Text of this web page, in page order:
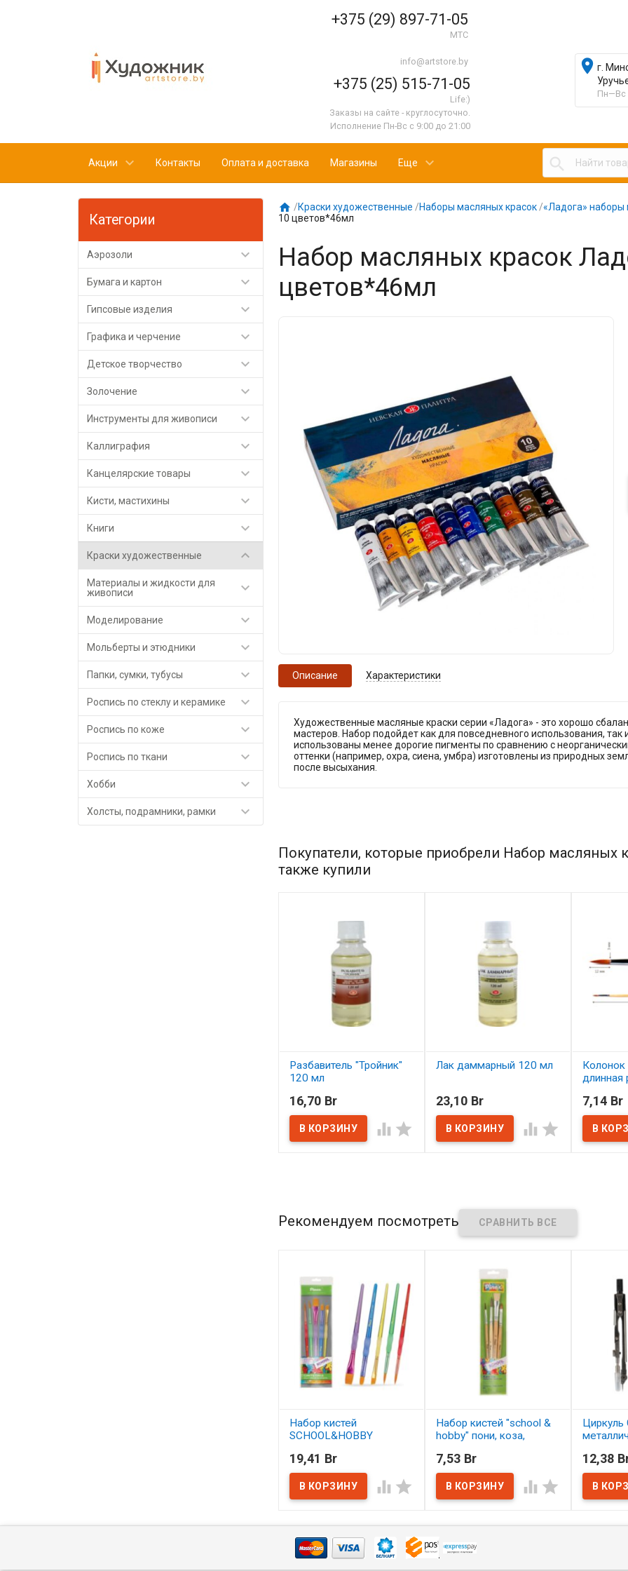
+375 (29) 897-71-05
МТС
info@artstore.by
+375 (25) 515-71-05
Life:)
Заказы на сайте - круглосуточно.
Исполнение Пн-Вс с 9:00 до 21:00
г.
Пн—Вс
Акции Контакты Оплата и доставка Магазины Еще 
Категории
Аэрозоли 
Бумага и картон 
Гипсовые изделия 
Графика и черчение 
Детское творчество 
Золочение 
Инструменты для живописи 
Каллиграфия 
Канцелярские товары 
Кисти, мастихины 
Книги 
Краски художественные 
Материалы и жидкости для
живописи

Моделирование 
Мольберты и этюдники 
Папки, сумки, тубусы 
Роспись по стеклу и керамике 
Роспись по коже 
Роспись по ткани 
Хобби 
Холсты, подрамники, рамки 
 /Краски художественные /Наборы масляных красок /«Ладога» наборы
10 цветов*46мл
Набор масляных красок
цветов*46мл
Описание Характеристики
Художественные масляные краски серии «Ладога» - это хорошо
мастеров. Набор подойдет как для повседневного использования, так
использованы менее дорогие пигменты по сравнению с
оттенки (например, охра, сиена, умбра) изготовлены из природных
после высыхания.
Покупатели, которые приобрели Набор масляных
также купили
Разбавитель "Тройник"
120 мл
В наличии
16,70 Br
 
Лак даммарный 120 мл
23,10 Br
 
Колонок
длинная
Сонет №3
В
7,14 Br
Рекомендуем посмотреть
Набор кистей
SCHOOL&HOBBY
АССОРТИ
В наличии
19,41 Br
 
Набор кистей "school &
hobby" пони, коза,
В наличии
7,53 Br
 
Циркуль
В
12,38